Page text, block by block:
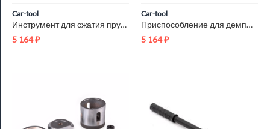
Car-tool
Инструмент для сжатия пружин VAG 2037 Car-Tool CT-3078
5 164₽
Car-tool
Приспособление для демпфера BMW MINI Car-Tool CT-2075
5 164₽